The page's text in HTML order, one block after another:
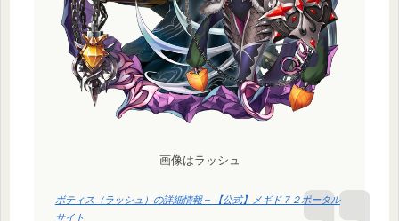
画像はラッシュ
ボティス（ラッシュ）の詳細情報 – 【公式】メギド７２ポータル
サイト